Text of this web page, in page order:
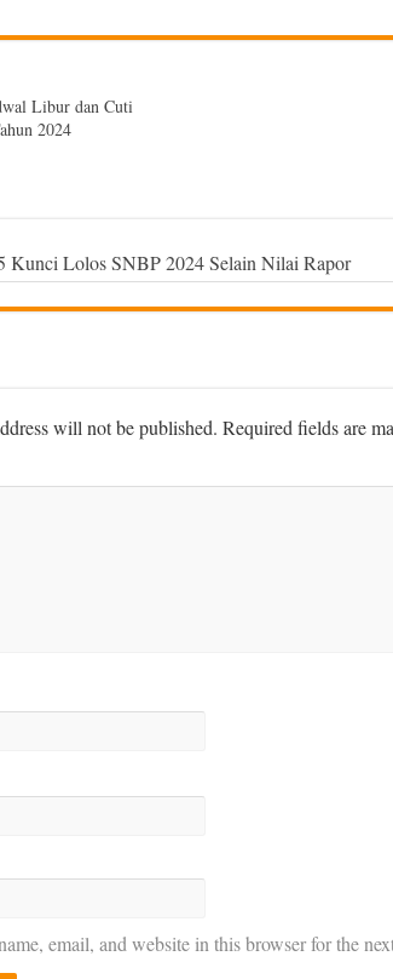
Libur dan Cuti
2024
Kunci Lolos SNBP 2024 Selain Nilai Rapor
will not be published. Required fields are
email, and website in this browser for the